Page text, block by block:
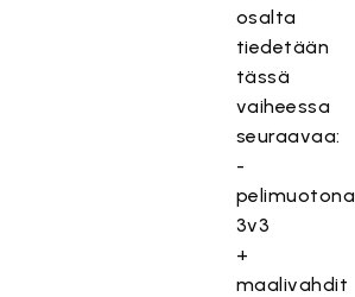
osalta
tiedetään
tässä
vaiheessa
seuraavaa:
-
pelimuotona
3v3
+
maalivahdit